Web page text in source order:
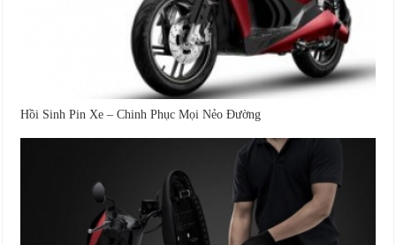
Hồi Sinh Pin Xe – Chinh Phục Mọi Nẻo Đường